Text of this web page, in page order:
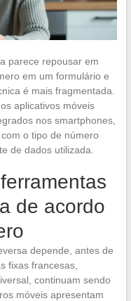
parece repousar em
em um formulário e
é mais fragmentada.
aplicativos móveis
nos smartphones,
o tipo de número
de dados utilizada.
de acordo
depende, antes de
fixas francesas,
continuam sendo
móveis apresentam